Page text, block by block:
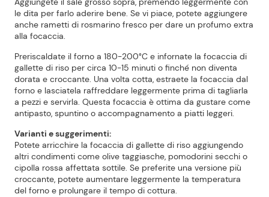
le dita per farlo aderire bene. Se vi piace, potete aggiungere
anche rametti di rosmarino fresco per dare un profumo extra
alla focaccia.
Preriscaldate il forno a 180-200°C e infornate la focaccia di
gallette di riso per circa 10-15 minuti o finché non diventa
dorata e croccante. Una volta cotta, estraete la focaccia dal
forno e lasciatela raffreddare leggermente prima di tagliarla
a pezzi e servirla. Questa focaccia è ottima da gustare come
antipasto, spuntino o accompagnamento a piatti leggeri.
Varianti e suggerimenti:
Potete arricchire la focaccia di gallette di riso aggiungendo
altri condimenti come olive taggiasche, pomodorini secchi o
cipolla rossa affettata sottile. Se preferite una versione più
croccante, potete aumentare leggermente la temperatura
del forno e prolungare il tempo di cottura.